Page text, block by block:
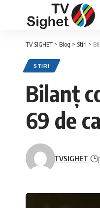
TV SIGHET > Blog > Stiri >
STIRI
Bilanț
69 de
TVSIGHET